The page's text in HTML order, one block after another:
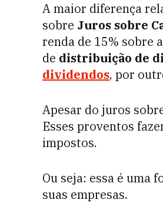
A maior diferença
sobre Juros sobre
renda de 15% sobre
de distribuição de
dividendos, por
Apesar do juros
Esses proventos
impostos.
Ou seja: essa é uma
suas empresas.